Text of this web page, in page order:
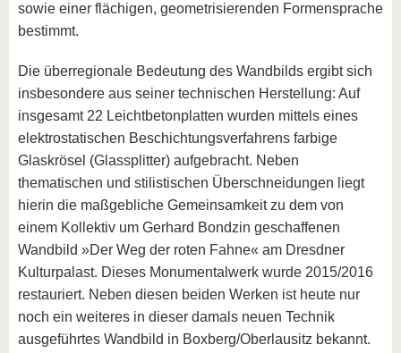
sowie einer flächigen, geometrisierenden Formensprache
bestimmt.
Die überregionale Bedeutung des Wandbilds ergibt sich
insbesondere aus seiner technischen Herstellung: Auf
insgesamt 22 Leichtbetonplatten wurden mittels eines
elektrostatischen Beschichtungsverfahrens farbige
Glaskrösel (Glassplitter) aufgebracht. Neben
thematischen und stilistischen Überschneidungen liegt
hierin die maßgebliche Gemeinsamkeit zu dem von
einem Kollektiv um Gerhard Bondzin geschaffenen
Wandbild »Der Weg der roten Fahne« am Dresdner
Kulturpalast. Dieses Monumentalwerk wurde 2015/2016
restauriert. Neben diesen beiden Werken ist heute nur
noch ein weiteres in dieser damals neuen Technik
ausgeführtes Wandbild in Boxberg/Oberlausitz bekannt.